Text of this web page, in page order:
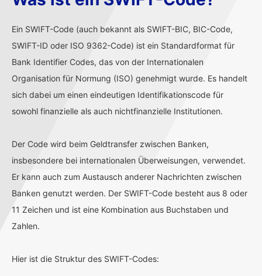
Ein SWIFT-Code (auch bekannt als SWIFT-BIC, BIC-Code,
SWIFT-ID oder ISO 9362-Code) ist ein Standardformat für
Bank Identifier Codes, das von der Internationalen
Organisation für Normung (ISO) genehmigt wurde. Es handelt
sich dabei um einen eindeutigen Identifikationscode für
sowohl finanzielle als auch nichtfinanzielle Institutionen.
Der Code wird beim Geldtransfer zwischen Banken,
insbesondere bei internationalen Überweisungen, verwendet.
Er kann auch zum Austausch anderer Nachrichten zwischen
Banken genutzt werden. Der SWIFT-Code besteht aus 8 oder
11 Zeichen und ist eine Kombination aus Buchstaben und
Zahlen.
Hier ist die Struktur des SWIFT-Codes: